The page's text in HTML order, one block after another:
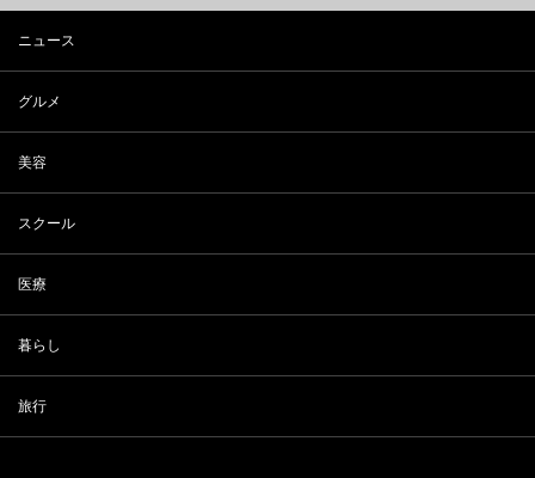
ニュース
グルメ
美容
スクール
医療
暮らし
旅行